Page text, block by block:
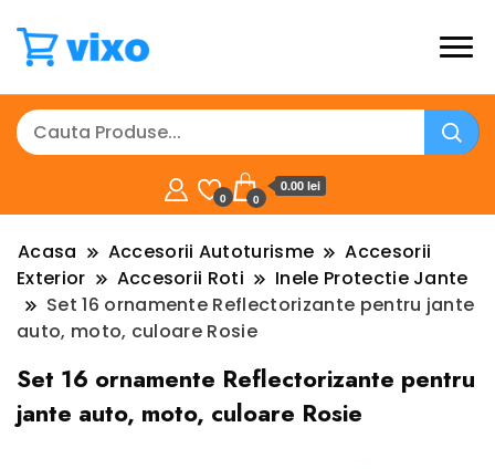
0 0
0.00 lei
Acasa Accesorii Autoturisme
Accesorii
Exterior
Accesorii Roti
Inele Protectie Jante
Set 16 ornamente Reflectorizante pentru jante
auto, moto, culoare Rosie
Set 16 ornamente Reflectorizante pentru
jante auto, moto, culoare Rosie